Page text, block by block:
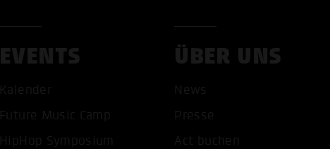
EVENTS
Kalender
Future Music Camp
HipHop Symposium
ÜBER UNS
News
Presse
Act buchen